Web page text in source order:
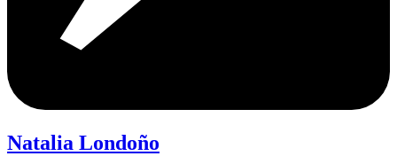
Natalia Londoño